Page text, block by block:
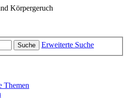
Körpergeruch
Suche Erweiterte Suche
Themen